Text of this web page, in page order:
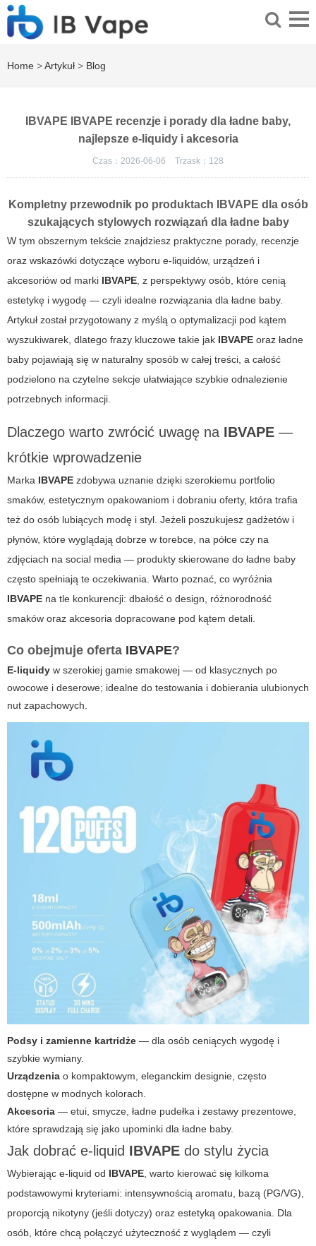
Home >Artykuł > Blog
IBVAPE IBVAPE recenzje i porady dla ładne baby,
najlepsze e-liquidy i akcesoria
Czas：2026-06-06 Trzask： 128
Kompletny przewodnik po produktach IBVAPE dla osób
szukających stylowych rozwiązań dla ładne baby
W tym obszernym tekście znajdziesz praktyczne porady, recenzje
oraz wskazówki dotyczące wyboru e-liquidów, urządzeń i
akcesoriów od marki IBVAPE, z perspektywy osób, które cenią
estetykę i wygodę — czyli idealne rozwiązania dla ładne baby.
Artykuł został przygotowany z myślą o optymalizacji pod kątem
wyszukiwarek, dlatego frazy kluczowe takie jak IBVAPE oraz ładne
baby pojawiają się w naturalny sposób w całej treści, a całość
podzielono na czytelne sekcje ułatwiające szybkie odnalezienie
potrzebnych informacji.
Dlaczego warto zwrócić uwagę na IBVAPE —
krótkie wprowadzenie
Marka IBVAPE zdobywa uznanie dzięki szerokiemu portfolio
smaków, estetycznym opakowaniom i dobraniu oferty, która trafia
też do osób lubiących modę i styl. Jeżeli poszukujesz gadżetów i
płynów, które wyglądają dobrze w torebce, na półce czy na
zdjęciach na social media — produkty skierowane do ładne baby
często spełniają te oczekiwania. Warto poznać, co wyróżnia
IBVAPE na tle konkurencji: dbałość o design, różnorodność
smaków oraz akcesoria dopracowane pod kątem detali.
Co obejmuje oferta IBVAPE?
E-liquidy w szerokiej gamie smakowej — od klasycznych po
owocowe i deserowe; idealne do testowania i dobierania ulubionych
nut zapachowych.
Podsy i zamienne kartridże — dla osób ceniących wygodę i
szybkie wymiany.
Urządzenia o kompaktowym, eleganckim designie, często
dostępne w modnych kolorach.
Akcesoria — etui, smycze, ładne pudełka i zestawy prezentowe,
które sprawdzają się jako upominki dla ładne baby.
Jak dobrać e-liquid IBVAPE do stylu życia
Wybierając e-liquid od IBVAPE, warto kierować się kilkoma
podstawowymi kryteriami: intensywnością aromatu, bazą (PG/VG),
proporcją nikotyny (jeśli dotyczy) oraz estetyką opakowania. Dla
osób, które chcą połączyć użyteczność z wyglądem — czyli